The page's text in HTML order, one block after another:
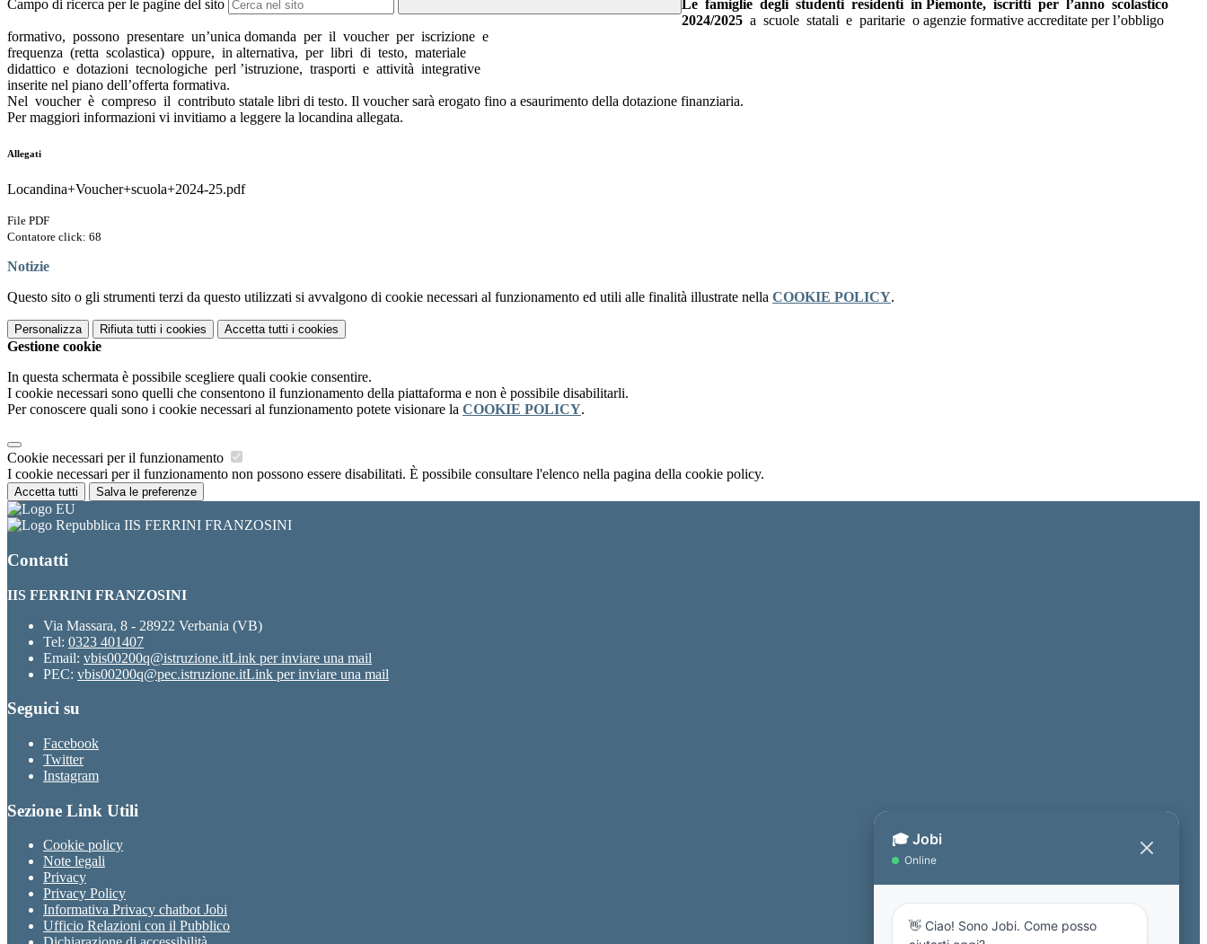
Campo di ricerca per le pagine del sito
Le famiglie degli studenti residenti in Piemonte, iscritti per l’anno scolastico
2024/2025 a scuole statali e paritarie o agenzie formative accreditate per l’obbligo
formativo, possono presentare un’unica domanda per il voucher per iscrizione e
frequenza (retta scolastica) oppure, in alternativa, per libri di testo, materiale
didattico e dotazioni tecnologiche perl ’istruzione, trasporti e attività integrative
inserite nel piano dell’offerta formativa.
Nel voucher è compreso il contributo statale libri di testo. Il voucher sarà erogato fino a esaurimento della dotazione finanziaria.
Per maggiori informazioni vi invitiamo a leggere la locandina allegata.
Allegati
Locandina+Voucher+scuola+2024-25.pdf
File PDF
Contatore click: 68
Notizie
Questo sito o gli strumenti terzi da questo utilizzati si avvalgono di cookie necessari al funzionamento ed utili alle finalità illustrate nella COOKIE POLICY.
Personalizza Rifiuta tutti i cookies Accetta tutti i cookies
Gestione cookie
In questa schermata è possibile scegliere quali cookie consentire.
I cookie necessari sono quelli che consentono il funzionamento della piattaforma e non è possibile disabilitarli.
Per conoscere quali sono i cookie necessari al funzionamento potete visionare la COOKIE POLICY.
Cookie necessari per il funzionamento
I cookie necessari per il funzionamento non possono essere disabilitati. È possibile consultare l'elenco nella pagina della cookie policy.
Accetta tutti Salva le preferenze
IIS FERRINI FRANZOSINI
Contatti
IIS FERRINI FRANZOSINI
Via Massara, 8 - 28922 Verbania (VB)
Tel: 0323 401407
Email: vbis00200q@istruzione.itLink per inviare una mail
PEC: vbis00200q@pec.istruzione.itLink per inviare una mail
Seguici su
Facebook
Twitter
Instagram
Sezione Link Utili
Cookie policy
Note legali
Privacy
Privacy Policy
Informativa Privacy chatbot Jobi
Ufficio Relazioni con il Pubblico